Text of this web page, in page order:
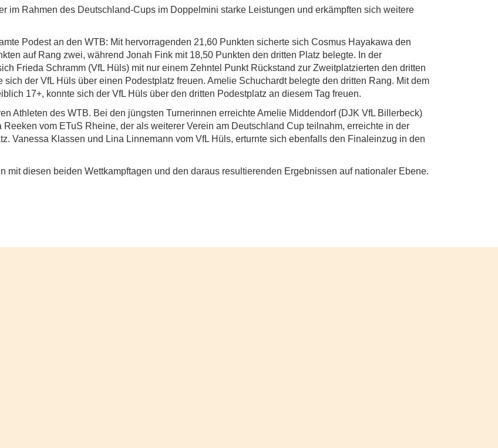
im Rahmen des Deutschland-Cups im Doppelmini starke Leistungen und erkämpften sich weitere
Podest an den WTB: Mit hervorragenden 21,60 Punkten sicherte sich Cosmus Hayakawa den
auf Rang zwei, während Jonah Fink mit 18,50 Punkten den dritten Platz belegte. In der
Frieda Schramm (VfL Hüls) mit nur einem Zehntel Punkt Rückstand zur Zweitplatzierten den dritten
der VfL Hüls über einen Podestplatz freuen. Amelie Schuchardt belegte den dritten Rang. Mit dem
17+, konnte sich der VfL Hüls über den dritten Podestplatz an diesem Tag freuen.
Athleten des WTB. Bei den jüngsten Turnerinnen erreichte Amelie Middendorf (DJK VfL Billerbeck)
vom ETuS Rheine, der als weiterer Verein am Deutschland Cup teilnahm, erreichte in der
Vanessa Klassen und Lina Linnemann vom VfL Hüls, erturnte sich ebenfalls den Finaleinzug in den
mit diesen beiden Wettkampftagen und den daraus resultierenden Ergebnissen auf nationaler Ebene.